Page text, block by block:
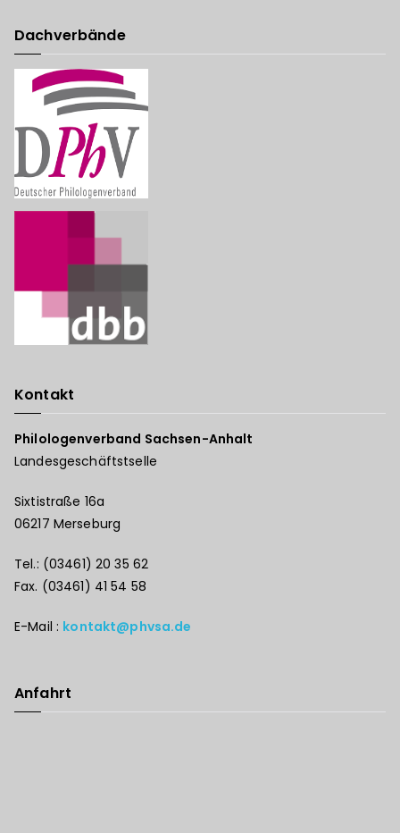
Dachverbände
Kontakt
Philologenverband Sachsen-Anhalt
Landesgeschäftstselle
Sixtistraße 16a
06217 Merseburg
Tel.: (03461) 20 35 62
Fax. (03461) 41 54 58
E-Mail : kontakt@phvsa.de
Anfahrt